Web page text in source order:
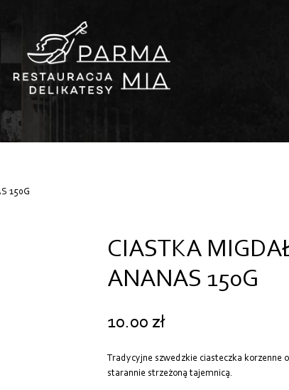
150G
CIASTKA
ANANAS 150G
10.00 zł
Tradycyjne szwedzkie ciasteczka
starannie strzeżoną tajemnicą.